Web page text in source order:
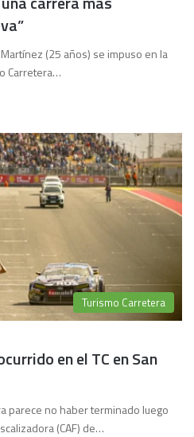
(25 años) se impuso en la
Carretera…
Turismo Carretera
en el TC en San
parece no haber terminado luego
(CAF) de…